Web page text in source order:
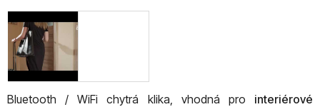
Bluetooth / WiFi chytrá klika, vhodná pro interiérové